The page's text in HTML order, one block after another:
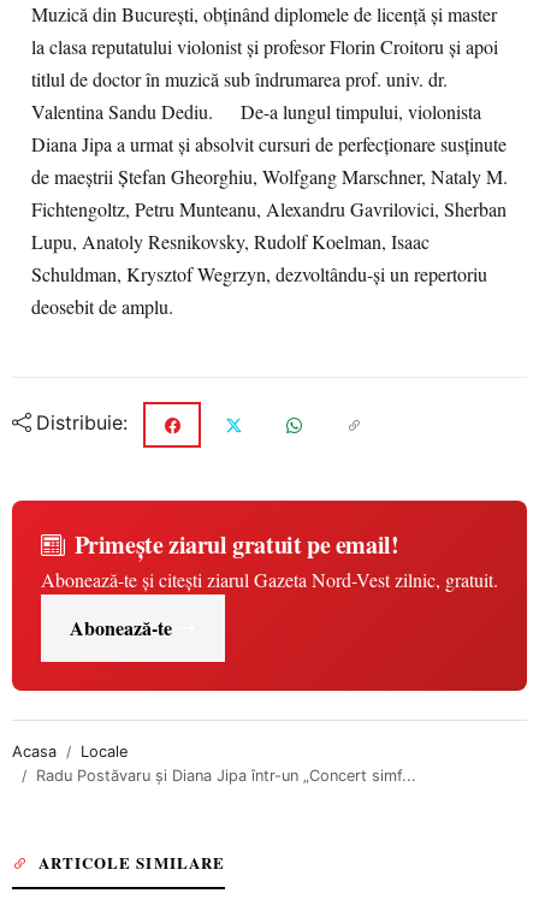
Muzică din București, obținând diplomele de licență și master
la clasa reputatului violonist şi profesor Florin Croitoru și apoi
titlul de doctor în muzică sub îndrumarea prof. univ. dr.
Valentina Sandu Dediu. De-a lungul timpului, violonista
Diana Jipa a urmat și absolvit cursuri de perfecţionare susţinute
de maeştrii Ștefan Gheorghiu, Wolfgang Marschner, Nataly M.
Fichtengoltz, Petru Munteanu, Alexandru Gavrilovici, Sherban
Lupu, Anatoly Resnikovsky, Rudolf Koelman, Isaac
Schuldman, Krysztof Wegrzyn, dezvoltându-şi un repertoriu
deosebit de amplu.
Distribuie:
Primește ziarul gratuit pe email!
Abonează-te și citești ziarul Gazeta Nord-Vest zilnic, gratuit.
Abonează-te
Acasa
Locale
Radu Postăvaru și Diana Jipa într-un „Concert simf...
ARTICOLE SIMILARE